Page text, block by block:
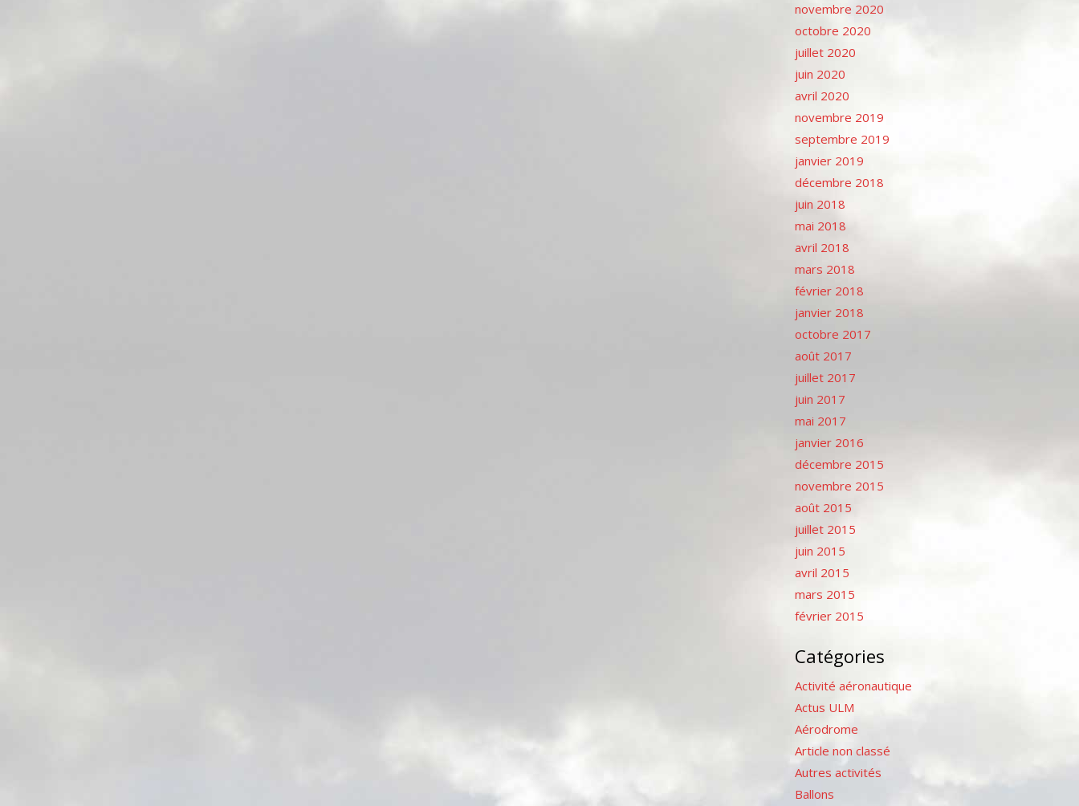
novembre 2020
octobre 2020
juillet 2020
juin 2020
avril 2020
novembre 2019
septembre 2019
janvier 2019
décembre 2018
juin 2018
mai 2018
avril 2018
mars 2018
février 2018
janvier 2018
octobre 2017
août 2017
juillet 2017
juin 2017
mai 2017
janvier 2016
décembre 2015
novembre 2015
août 2015
juillet 2015
juin 2015
avril 2015
mars 2015
février 2015
Catégories
Activité aéronautique
Actus ULM
Aérodrome
Article non classé
Autres activités
Ballons